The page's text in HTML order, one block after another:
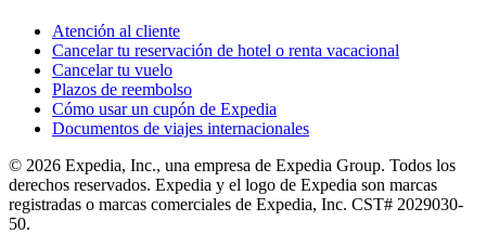
Atención al cliente
Cancelar tu reservación de hotel o renta vacacional
Cancelar tu vuelo
Plazos de reembolso
Cómo usar un cupón de Expedia
Documentos de viajes internacionales
© 2026 Expedia, Inc., una empresa de Expedia Group. Todos los
derechos reservados. Expedia y el logo de Expedia son marcas
registradas o marcas comerciales de Expedia, Inc. CST# 2029030-
50.